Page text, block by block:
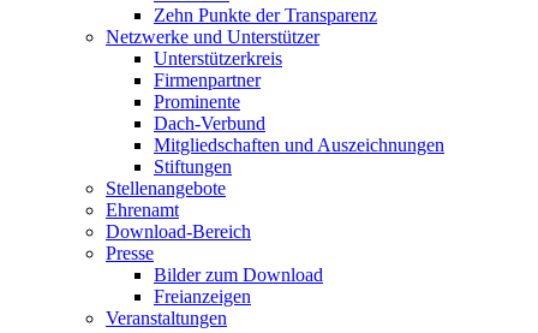
Zehn Punkte der Transparenz
Netzwerke und Unterstützer
Unterstützerkreis
Firmenpartner
Prominente
Dach-Verbund
Mitgliedschaften und Auszeichnungen
Stiftungen
Stellenangebote
Ehrenamt
Download-Bereich
Presse
Bilder zum Download
Freianzeigen
Veranstaltungen